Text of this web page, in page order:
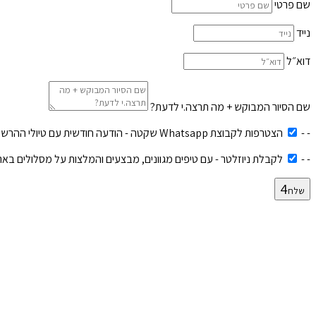
שם פרטי
נייד
דוא״ל
שם הסיור המבוקש + מה תרצה.י לדעת?
-
-
הצטרפות לקבוצת Whatsapp שקטה - הודעה חודשית עם טיולי ההרשמה לחודש הקרוב.
-
- לקבלת ניוזלטר - עם טיפים מגוונים, מבצעים והמלצות על מסלולים
שלח